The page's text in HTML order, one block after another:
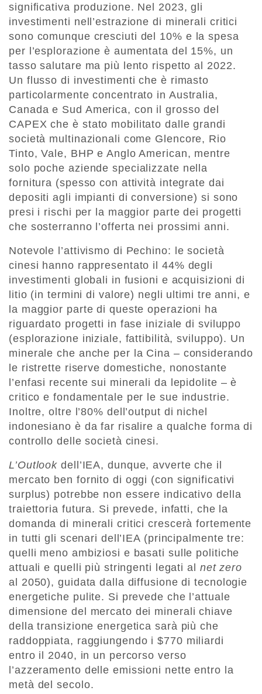
significativa produzione. Nel 2023, gli
investimenti nell’estrazione di minerali critici
sono comunque cresciuti del 10% e la spesa
per l’esplorazione è aumentata del 15%, un
tasso salutare ma più lento rispetto al 2022.
Un flusso di investimenti che è rimasto
particolarmente concentrato in Australia,
Canada e Sud America, con il grosso del
CAPEX che è stato mobilitato dalle grandi
società multinazionali come Glencore, Rio
Tinto, Vale, BHP e Anglo American, mentre
solo poche aziende specializzate nella
fornitura (spesso con attività integrate dai
depositi agli impianti di conversione) si sono
presi i rischi per la maggior parte dei progetti
che sosterranno l’offerta nei prossimi anni.
Notevole l’attivismo di Pechino: le società
cinesi hanno rappresentato il 44% degli
investimenti globali in fusioni e acquisizioni di
litio (in termini di valore) negli ultimi tre anni, e
la maggior parte di queste operazioni ha
riguardato progetti in fase iniziale di sviluppo
(esplorazione iniziale, fattibilità, sviluppo). Un
minerale che anche per la Cina – considerando
le ristrette riserve domestiche, nonostante
l’enfasi recente sui minerali da lepidolite – è
critico e fondamentale per le sue industrie.
Inoltre, oltre l’80% dell’output di nichel
indonesiano è da far risalire a qualche forma di
controllo delle società cinesi.
L’Outlook dell’IEA, dunque, avverte che il
mercato ben fornito di oggi (con significativi
surplus) potrebbe non essere indicativo della
traiettoria futura. Si prevede, infatti, che la
domanda di minerali critici crescerà fortemente
in tutti gli scenari dell’IEA (principalmente tre:
quelli meno ambiziosi e basati sulle politiche
attuali e quelli più stringenti legati al net zero
al 2050), guidata dalla diffusione di tecnologie
energetiche pulite. Si prevede che l’attuale
dimensione del mercato dei minerali chiave
della transizione energetica sarà più che
raddoppiata, raggiungendo i $770 miliardi
entro il 2040, in un percorso verso
l’azzeramento delle emissioni nette entro la
metà del secolo.